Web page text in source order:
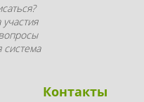
система
Контакты